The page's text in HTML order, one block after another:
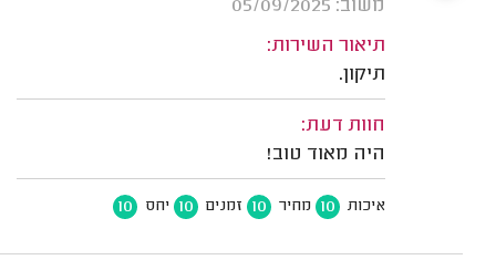
משוב: 05/09/2025
תיאור השירות:
תיקון.
חוות דעת:
היה מאוד טוב!
איכות 10 מחיר 10 זמנים 10 יחס 10